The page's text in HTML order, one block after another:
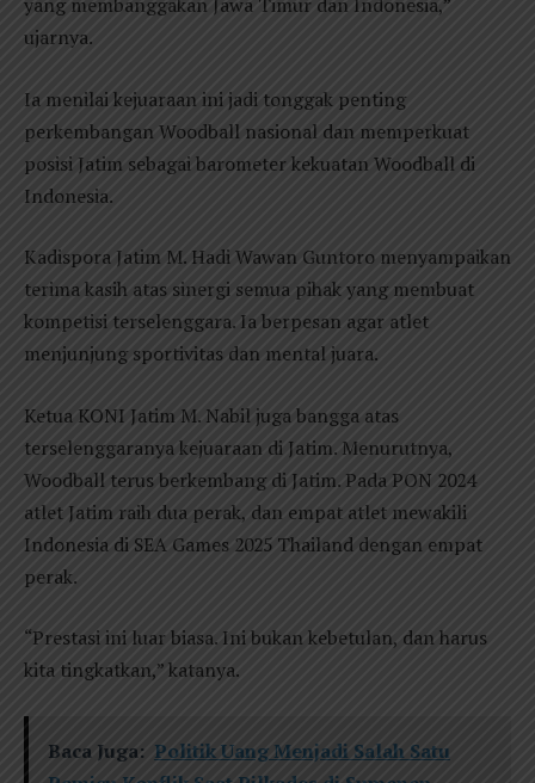
ujarnya.
Ia menilai kejuaraan ini jadi tonggak penting
perkembangan Woodball nasional dan memperkuat
posisi Jatim sebagai barometer kekuatan Woodball di
Indonesia.
Kadispora Jatim M. Hadi Wawan Guntoro menyampaikan
terima kasih atas sinergi semua pihak yang membuat
kompetisi terselenggara. Ia berpesan agar atlet
menjunjung sportivitas dan mental juara.
Ketua KONI Jatim M. Nabil juga bangga atas
terselenggaranya kejuaraan di Jatim. Menurutnya,
Woodball terus berkembang di Jatim. Pada PON 2024
atlet Jatim raih dua perak, dan empat atlet mewakili
Indonesia di SEA Games 2025 Thailand dengan empat
perak.
“Prestasi ini luar biasa. Ini bukan kebetulan, dan harus
kita tingkatkan,” katanya.
Baca Juga: Politik Uang Menjadi Salah Satu